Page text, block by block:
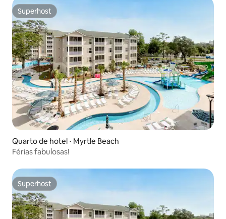
Superhost
Superhost
Quarto de hotel ⋅ Myrtle Beach
Férias fabulosas!
Superhost
Superhost